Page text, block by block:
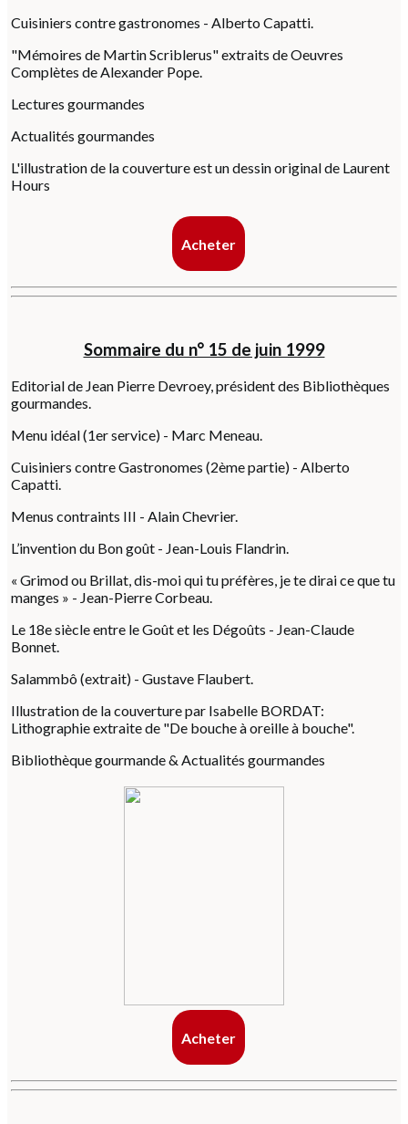
Cuisiniers contre gastronomes - Alberto Capatti.
"Mémoires de Martin Scriblerus" extraits de Oeuvres
Complètes de Alexander Pope.
Lectures gourmandes
Actualités gourmandes
L'illustration de la couverture est un dessin original de Laurent
Hours
Acheter
Sommaire du n° 15 de juin 1999
Editorial de Jean Pierre Devroey, président des Bibliothèques
gourmandes.
Menu idéal (1er service) - Marc Meneau.
Cuisiniers contre Gastronomes (2ème partie) - Alberto
Capatti.
Menus contraints III - Alain Chevrier.
L’invention du Bon goût - Jean-Louis Flandrin.
« Grimod ou Brillat, dis-moi qui tu préfères, je te dirai ce que tu
manges » - Jean-Pierre Corbeau.
Le 18e siècle entre le Goût et les Dégoûts - Jean-Claude
Bonnet.
Salammbô (extrait) - Gustave Flaubert.
Illustration de la couverture par Isabelle BORDAT:
Lithographie extraite de "De bouche à oreille à bouche".
Bibliothèque gourmande & Actualités gourmandes
Acheter